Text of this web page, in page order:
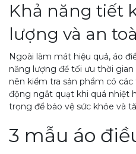
Khả năng tiết
lượng và an
Ngoài làm mát hiệu quả, áo
năng lượng để tối ưu thời
nên kiểm tra sản phẩm có
động ngắt quạt khi quá nhiệt
trọng để bảo vệ sức khỏe và
3 mẫu áo